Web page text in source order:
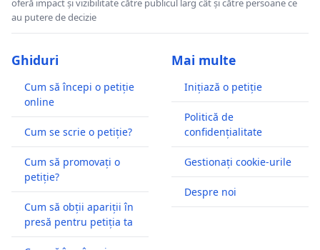
oferă impact și vizibilitate către publicul larg cât și către persoane ce
au putere de decizie
Ghiduri
Cum să începi o petiție
online
Cum se scrie o petiție?
Cum să promovați o
petiție?
Cum să obții apariții în
presă pentru petiția ta
Mai multe
Inițiază o petiție
Politică de
confidențialitate
Gestionați cookie-urile
Despre noi